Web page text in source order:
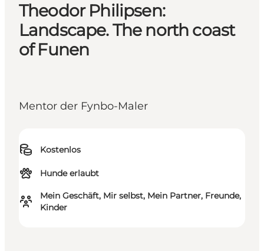
Theodor Philipsen:
Landscape. The north coast
of Funen
Mentor der Fynbo-Maler
Kostenlos
Hunde erlaubt
Mein Geschäft, Mir selbst, Mein Partner, Freunde,
Kinder